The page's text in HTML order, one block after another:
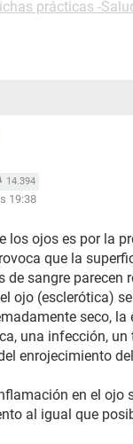
prácticas -
14.394
19:38
los ojos es por la
que la
de sangre parecen
ojo (esclerótica)
seco,
una infección,
enrojecimiento
en el ojo
al igual que